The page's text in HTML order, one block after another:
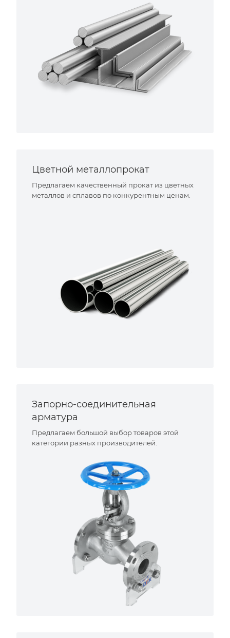
Цветной металлопрокат
Предлагаем качественный прокат из цветных
металлов и сплавов по конкурентным ценам.
Запорно-соединительная
арматура
Предлагаем большой выбор товаров этой
категории разных производителей.